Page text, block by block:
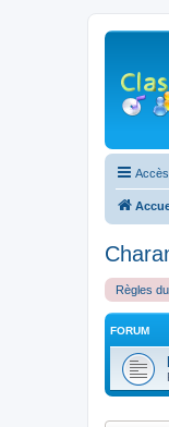
Règles
FORUM